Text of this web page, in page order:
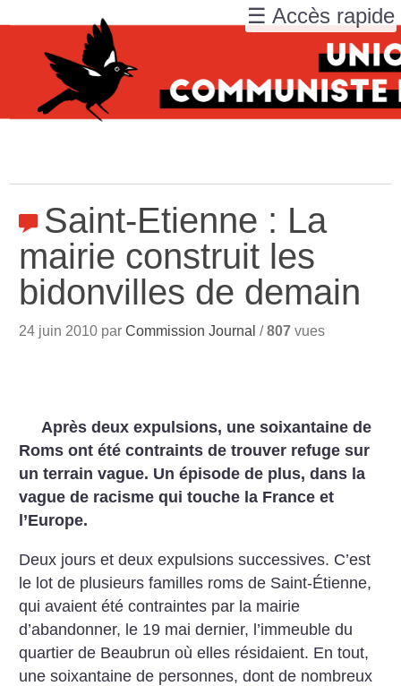
Saint-Etienne : La
mairie construit les
bidonvilles de demain
24 juin 2010 parCommission Journal /807 vues
Après deux expulsions, une soixantaine de
Roms ont été contraints de trouver refuge sur
un terrain vague. Un épisode de plus, dans la
vague de racisme qui touche la France et
l’Europe.
Deux jours et deux expulsions successives. C’est
le lot de plusieurs familles roms de Saint-Étienne,
qui avaient été contraintes par la mairie
d’abandonner, le 19 mai dernier, l’immeuble du
quartier de Beaubrun où elles résidaient. En tout,
une soixantaine de personnes, dont de nombreux
☰ Accès rapide